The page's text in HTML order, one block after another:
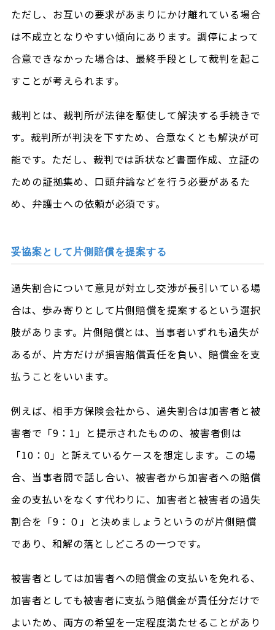
ただし、お互いの要求があまりにかけ離れている場合
は不成立となりやすい傾向にあります。調停によって
合意できなかった場合は、最終手段として裁判を起こ
すことが考えられます。
裁判とは、裁判所が法律を駆使して解決する手続きで
す。裁判所が判決を下すため、合意なくとも解決が可
能です。ただし、裁判では訴状など書面作成、立証の
ための証拠集め、口頭弁論などを行う必要があるた
め、弁護士への依頼が必須です。
妥協案として片側賠償を提案する
過失割合について意見が対立し交渉が長引いている場
合は、歩み寄りとして片側賠償を提案するという選択
肢があります。片側賠償とは、当事者いずれも過失が
あるが、片方だけが損害賠償責任を負い、賠償金を支
払うことをいいます。
例えば、相手方保険会社から、過失割合は加害者と被
害者で「9：1」と提示されたものの、被害者側は
「10：0」と訴えているケースを想定します。この場
合、当事者間で話し合い、被害者から加害者への賠償
金の支払いをなくす代わりに、加害者と被害者の過失
割合を「9：０」と決めましょうというのが片側賠償
であり、和解の落としどころの一つです。
被害者としては加害者への賠償金の支払いを免れる、
加害者としても被害者に支払う賠償金が責任分だけで
よいため、両方の希望を一定程度満たせることがあり